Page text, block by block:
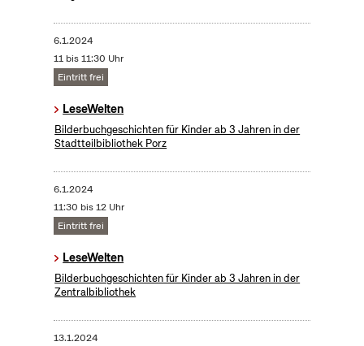
6.1.2024
11 bis 11:30 Uhr
Eintritt frei
LeseWelten
Bilderbuchgeschichten für Kinder ab 3 Jahren in der
Stadtteilbibliothek Porz
6.1.2024
11:30 bis 12 Uhr
Eintritt frei
LeseWelten
Bilderbuchgeschichten für Kinder ab 3 Jahren in der
Zentralbibliothek
13.1.2024